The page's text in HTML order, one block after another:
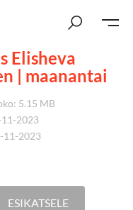
Elisheva
| maanantai
5.15 MB
2023
11-2023
ESIKATSELE